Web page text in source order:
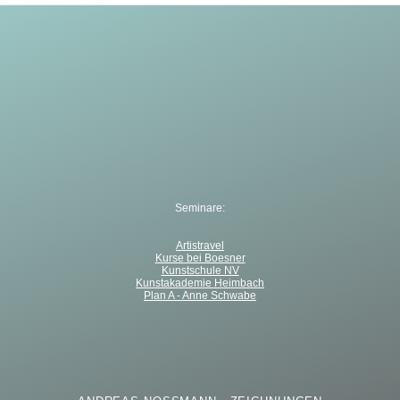
Seminare:
Artistravel
Kurse bei Boesner
Kunstschule NV
Kunstakademie Heimbach
Plan A - Anne Schwabe